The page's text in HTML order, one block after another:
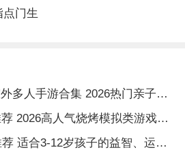
门生
适合三个小孩玩的室外多人手游合集 2026热门亲子户外互动游戏推荐
热门BBQ烧烤游戏推荐 2026高人气烧烤模拟类游戏下载合集
2026儿童趣味游戏推荐 适合3-12岁孩子的益智、运动与创意类游戏清单